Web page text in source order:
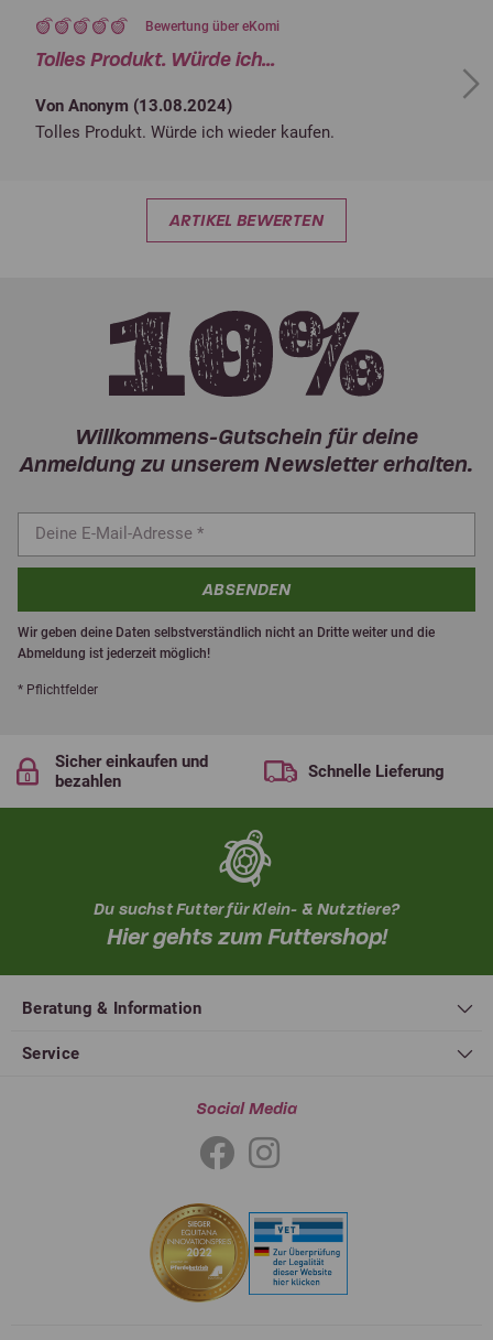
Bewertung über eKomi
Tolles Produkt. Würde ich...
Von Anonym (13.08.2024)
Tolles Produkt. Würde ich wieder kaufen.
Next
ARTIKEL BEWERTEN
Willkommens-Gutschein für deine
Anmeldung zu unserem Newsletter erhalten.
ABSENDEN
Wir geben deine Daten selbstverständlich nicht an Dritte weiter und die
Abmeldung ist jederzeit möglich!
* Pflichtfelder
Sicher einkaufen und
bezahlen
Schnelle Lieferung
Du suchst Futter für Klein- & Nutztiere?
Hier gehts zum Futtershop!
Beratung & Information
Service
Social Media